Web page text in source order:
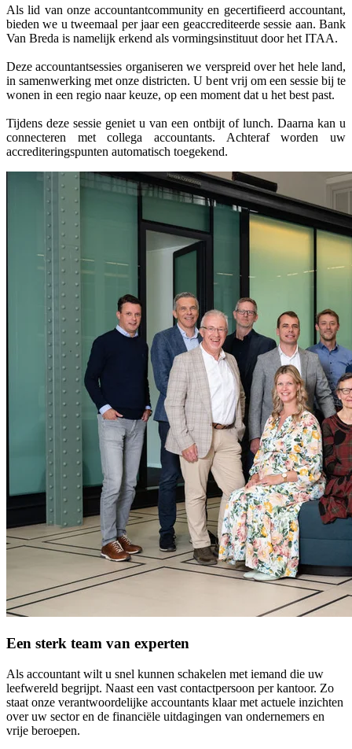
Als lid van onze accountantcommunity en gecertifieerd accountant,
bieden we u tweemaal per jaar een geaccrediteerde sessie aan. Bank
Van Breda is namelijk erkend als vormingsinstituut door het ITAA.
Deze accountantsessies organiseren we verspreid over het hele land,
in samenwerking met onze districten. U bent vrij om een sessie bij te
wonen in een regio naar keuze, op een moment dat u het best past.
Tijdens deze sessie geniet u van een ontbijt of lunch. Daarna kan u
connecteren met collega accountants. Achteraf worden uw
accrediteringspunten automatisch toegekend.
Een sterk team van experten
Als accountant wilt u snel kunnen schakelen met iemand die uw
leefwereld begrijpt. Naast een vast contactpersoon per kantoor. Zo
staat onze verantwoordelijke accountants klaar met actuele inzichten
over uw sector en de financiële uitdagingen van ondernemers en
vrije beroepen.